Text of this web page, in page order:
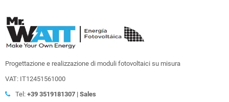
Progettazione e realizzazione di moduli fotovoltaici su misura
VAT: IT12451561000
Tel: +39 3519181307 | Sales